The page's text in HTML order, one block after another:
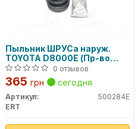
Пыльник ШРУСа наруж.
TOYOTA D8000E (Пр-во
ERT)
0 отзывов
365 грн сегодня
Артикул:
500284E
ERT